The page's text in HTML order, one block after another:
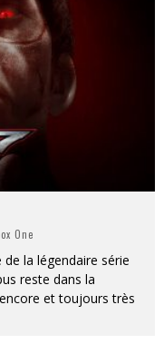
One
la légendaire série
reste dans la
et toujours très